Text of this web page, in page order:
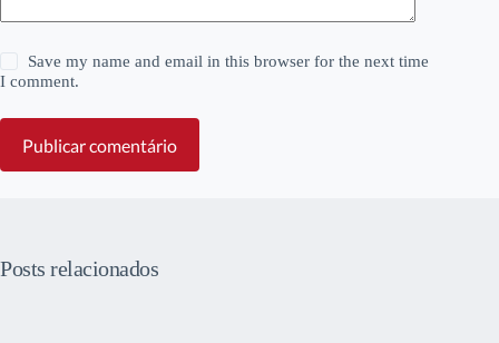
Save my name and email in this browser for the next time
I comment.
Publicar comentário
Posts relacionados